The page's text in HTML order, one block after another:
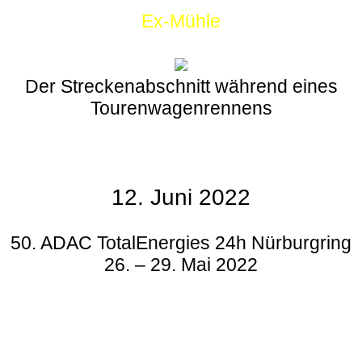
Ex-Mühle
Der Streckenabschnitt während eines
Tourenwagenrennens
12. Juni 2022
50. ADAC TotalEnergies 24h Nürburgring
26. – 29. Mai 2022